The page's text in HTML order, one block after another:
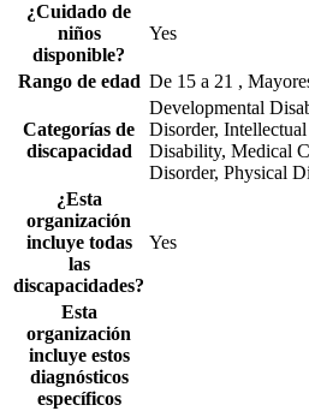
¿Cuidado de
niños
disponible?
Yes
Rango de edad De 15 a 21 ,
Categorías de
discapacidad
Developmental
Disorder,
Disability, Medical
Disorder, Physical
¿Esta
organización
incluye todas
las
discapacidades?
Yes
Esta
organización
incluye estos
diagnósticos
específicos